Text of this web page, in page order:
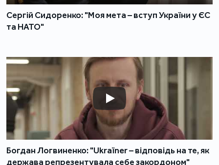
Сергій Сидоренко: "Моя мета – вступ України у ЄС
та НАТО"
Богдан Логвиненко: "Ukraїner – відповідь на те, як
держава репрезентувала себе закордоном"